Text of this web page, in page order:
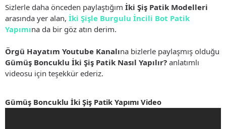
Sizlerle daha önceden paylaştığım İki Şiş Patik Modelleri
arasında yer alan, İki Şişle Burgulu İncili Bot Patik
Yapımına da bir göz atın derim.
Örgü Hayatım Youtube Kanalına bizlerle paylaşmış olduğu
Gümüş Boncuklu İki Şiş Patik Nasıl Yapılır? anlatımlı
videosu için teşekkür ederiz.
Gümüş Boncuklu İki Şiş Patik Yapımı Video